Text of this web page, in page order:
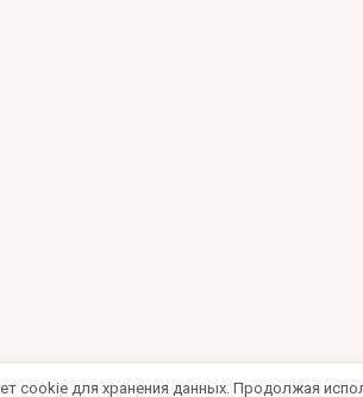
cookie для хранения данных. Продолжая